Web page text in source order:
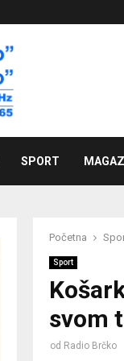
SPORT
Početna
Sport
svom
od Radio Brčko